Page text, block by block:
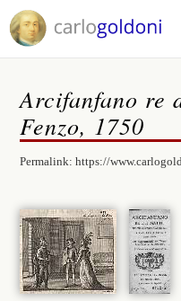
Arcifanfano re
Fenzo, 1750
Permalink:https://